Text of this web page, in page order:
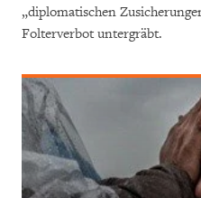
„diplomatischen
Folterverbot untergräbt.